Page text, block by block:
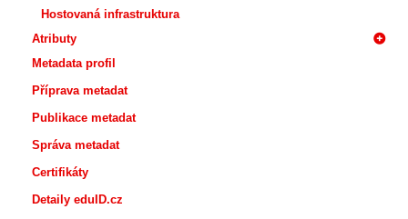
Hostovaná infrastruktura
Atributy
Metadata profil
Příprava metadat
Publikace metadat
Správa metadat
Certifikáty
Detaily eduID.cz